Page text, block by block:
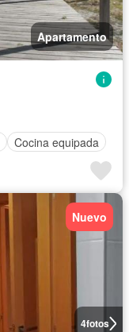
Apartamento
Cocina equipada
4fotos
Nuevo